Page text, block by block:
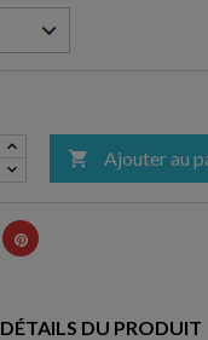
 Ajouter au
DÉTAILS DU PRODUIT